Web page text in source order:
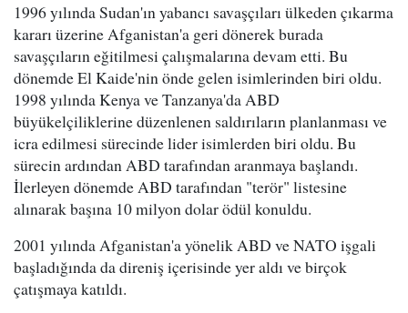
1996 yılında Sudan'ın yabancı savaşçıları ülkeden çıkarma
kararı üzerine Afganistan'a geri dönerek burada
savaşçıların eğitilmesi çalışmalarına devam etti. Bu
dönemde El Kaide'nin önde gelen isimlerinden biri oldu.
1998 yılında Kenya ve Tanzanya'da ABD
büyükelçiliklerine düzenlenen saldırıların planlanması ve
icra edilmesi sürecinde lider isimlerden biri oldu. Bu
sürecin ardından ABD tarafından aranmaya başlandı.
İlerleyen dönemde ABD tarafından "terör" listesine
alınarak başına 10 milyon dolar ödül konuldu.
2001 yılında Afganistan'a yönelik ABD ve NATO işgali
başladığında da direniş içerisinde yer aldı ve birçok
çatışmaya katıldı.